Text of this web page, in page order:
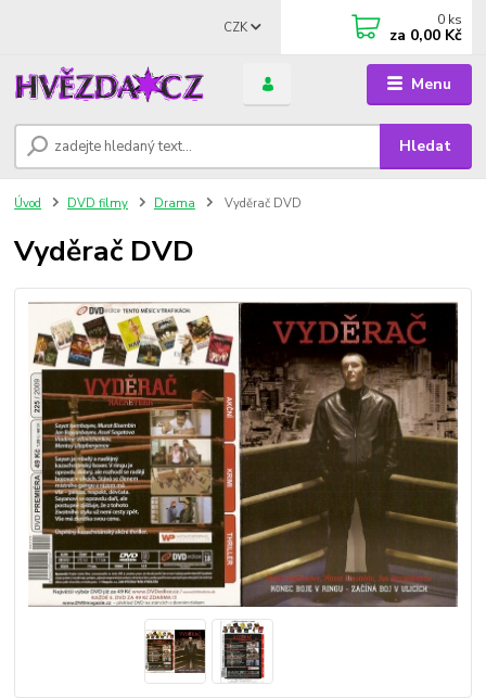
Menu
CZK
Hledat
0 ks
za 0,00 Kč
Úvod DVD filmy Drama Vyděrač DVD
Vyděrač DVD